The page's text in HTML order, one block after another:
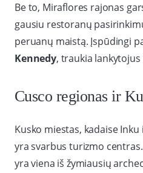
Be to, Miraflores rajonas
gausiu restoranų
peruanų maistą. Įspūdingi
Kennedy, traukia
Cusco regionas ir
Kusko miestas, kadaise
yra svarbus turizmo
yra viena iš žymiausių